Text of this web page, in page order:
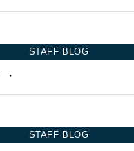
STAFF BLOG
STAFF BLOG